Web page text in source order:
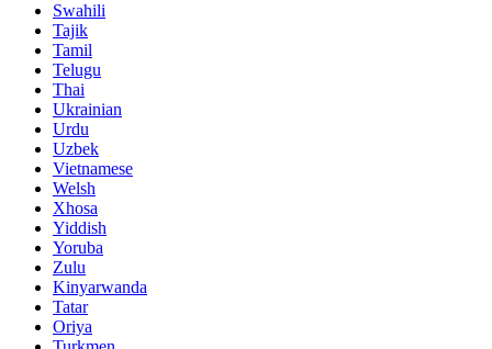
Swahili
Tajik
Tamil
Telugu
Thai
Ukrainian
Urdu
Uzbek
Vietnamese
Welsh
Xhosa
Yiddish
Yoruba
Zulu
Kinyarwanda
Tatar
Oriya